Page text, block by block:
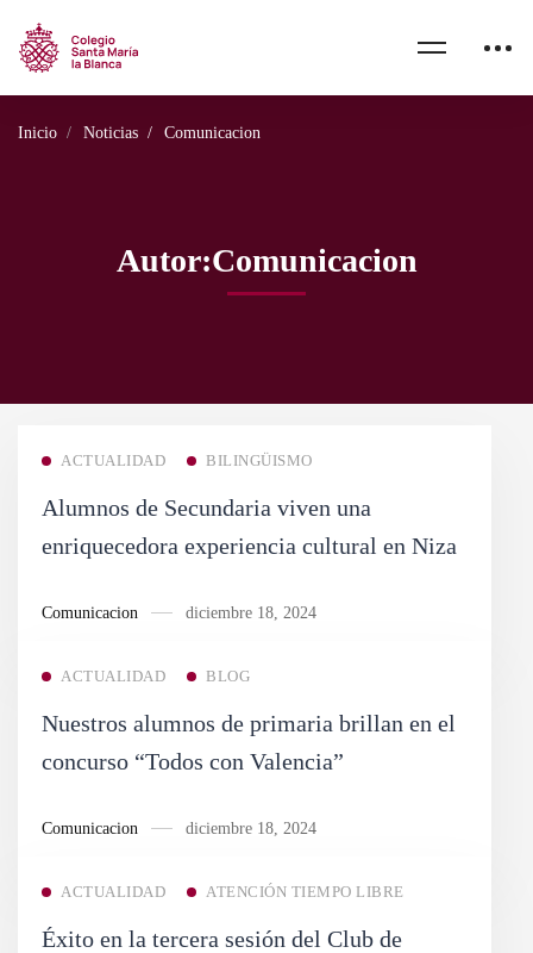
Inicio Noticias Comunicacion
Autor:Comunicacion
ACTUALIDAD BILINGÜISMO
Alumnos de Secundaria viven una
enriquecedora experiencia cultural en Niza
Comunicacion diciembre 18, 2024
ACTUALIDAD BLOG
Nuestros alumnos de primaria brillan en el
concurso “Todos con Valencia”
Comunicacion diciembre 18, 2024
ACTUALIDAD ATENCIÓN TIEMPO LIBRE
Éxito en la tercera sesión del Club de